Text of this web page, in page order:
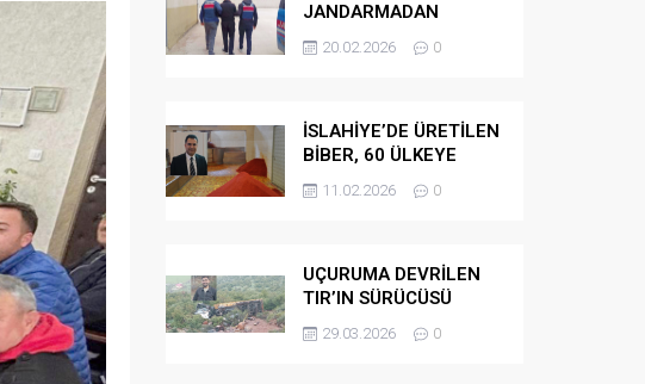
JANDARMADAN
GÖÇMEN
KAÇAKÇILARINA
20.02.2026 0
İSLAHİYE’DE ÜRETİLEN
BİBER, 60 ÜLKEYE
İHRAÇ EDİLİYOR
11.02.2026 0
UÇURUMA DEVRİLEN
TIR’IN SÜRÜCÜSÜ
HAYATINI KAYBETTİ
29.03.2026 0